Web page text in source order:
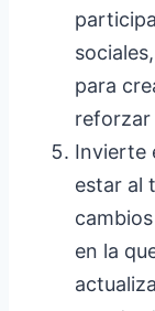
para
reforzar
Invierte
estar al
en la